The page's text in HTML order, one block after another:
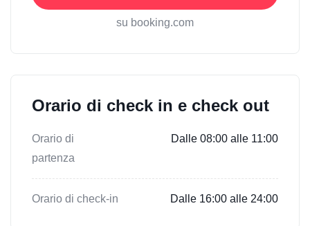
su booking.com
Orario di check in e check out
Orario di
partenza
Dalle 08:00 alle 11:00
Orario di check-in Dalle 16:00 alle 24:00